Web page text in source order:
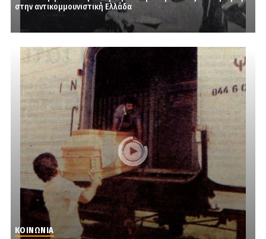
στην αντικομμουνιστική Ελλάδα
ΚΟΙΝΩΝΙΑ